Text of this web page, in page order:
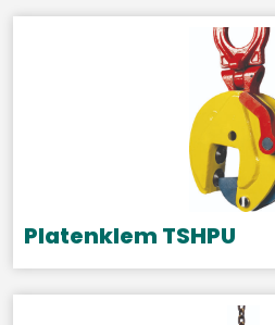
Platenklem TSHPU
Dit
product